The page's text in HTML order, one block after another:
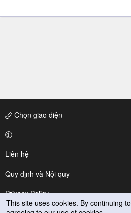
Chọn giao diện
Liên hệ
Quy định và Nội quy
Privacy Policy
This site uses cookies. By continuing